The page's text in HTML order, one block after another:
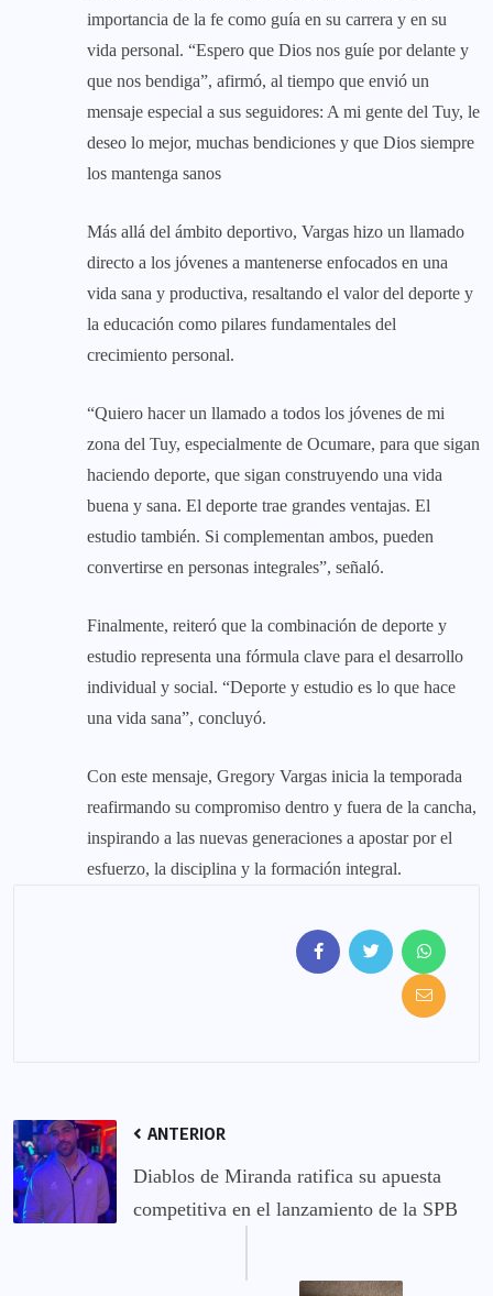
importancia de la fe como guía en su carrera y en su
vida personal. “Espero que Dios nos guíe por delante y
que nos bendiga”, afirmó, al tiempo que envió un
mensaje especial a sus seguidores: A mi gente del Tuy, le
deseo lo mejor, muchas bendiciones y que Dios siempre
los mantenga sanos
Más allá del ámbito deportivo, Vargas hizo un llamado
directo a los jóvenes a mantenerse enfocados en una
vida sana y productiva, resaltando el valor del deporte y
la educación como pilares fundamentales del
crecimiento personal.
“Quiero hacer un llamado a todos los jóvenes de mi
zona del Tuy, especialmente de Ocumare, para que sigan
haciendo deporte, que sigan construyendo una vida
buena y sana. El deporte trae grandes ventajas. El
estudio también. Si complementan ambos, pueden
convertirse en personas integrales”, señaló.
Finalmente, reiteró que la combinación de deporte y
estudio representa una fórmula clave para el desarrollo
individual y social. “Deporte y estudio es lo que hace
una vida sana”, concluyó.
Con este mensaje, Gregory Vargas inicia la temporada
reafirmando su compromiso dentro y fuera de la cancha,
inspirando a las nuevas generaciones a apostar por el
esfuerzo, la disciplina y la formación integral.
ANTERIOR
Diablos de Miranda ratifica su apuesta
competitiva en el lanzamiento de la SPB